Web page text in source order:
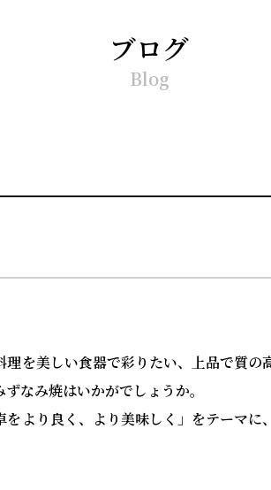
ブログ
Blog
を美しい食器で彩りたい、上品で質
なみ焼はいかがでしょうか。
より良く、より美味しく」をテーマ